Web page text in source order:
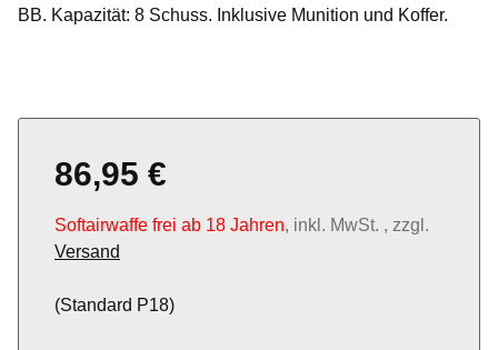
BB. Kapazität: 8 Schuss. Inklusive Munition und Koffer.
86,95 €
Softairwaffe frei ab 18 Jahren, inkl. MwSt. , zzgl.
Versand
(Standard P18)